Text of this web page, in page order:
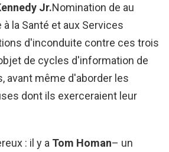
Jr.Nomination de au
la Santé et aux Services
d'inconduite contre ces trois
de cycles d'information de
avant même d'aborder les
dont ils exerceraient leur
: il y a Tom Homan– un